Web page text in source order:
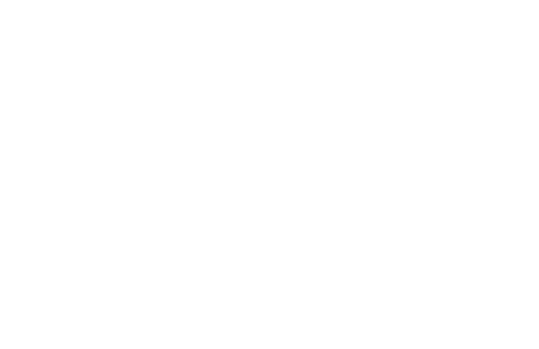
はありません。
品に未対応品が